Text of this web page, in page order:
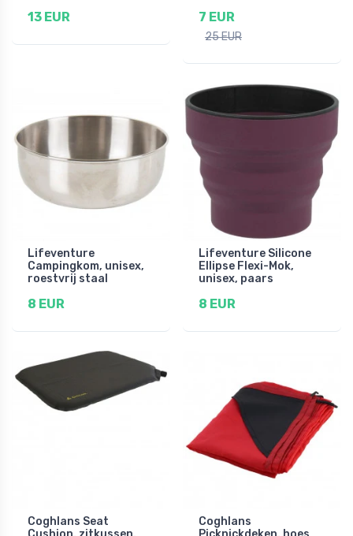
13 EUR 7 EUR
25 EUR
Lifeventure
Campingkom, unisex,
roestvrij staal
8 EUR
Lifeventure Silicone
Ellipse Flexi-Mok,
unisex, paars
8 EUR
Coghlans Seat
Coghlans